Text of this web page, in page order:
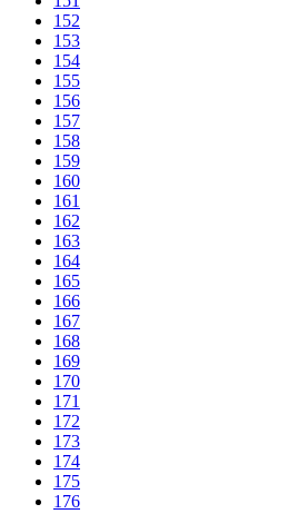
152
153
154
155
156
157
158
159
160
161
162
163
164
165
166
167
168
169
170
171
172
173
174
175
176